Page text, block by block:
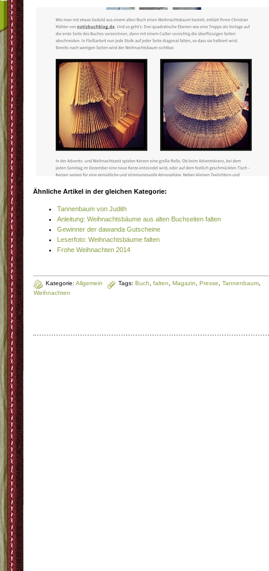
Ähnliche Artikel in der gleichen Kategorie:
Tannenbaum von Judith
Anleitung: Weihnachtsbäume aus alten Buchseiten falten
Gewinner der dawanda Gutscheine
Leserfoto: Weihnachtsbäume falten
Frohe Weihnachten 2014
Kategorie: Allgemein Tags: Buch falten Magazin Presse Tannenbaum
Weihnachten